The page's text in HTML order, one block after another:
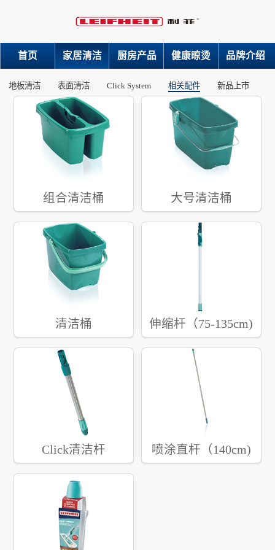
首页 家居清洁 厨房产品 健康晾烫 品牌介绍
地板清洁 表面清洁 Click System 相关配件 新品上市
组合清洁桶 大号清洁桶
清洁桶 伸缩杆（75-135cm)
Click清洁杆
（43cm）
喷涂直杆（140cm)